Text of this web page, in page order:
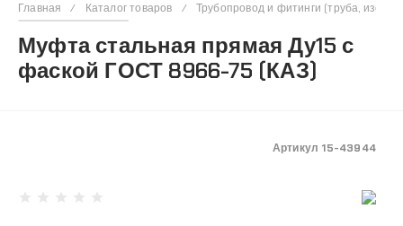
Главная / Каталог товаров / Трубопровод и фитинги (труба,
Муфта стальная прямая Ду15 с
фаской ГОСТ 8966-75 (КАЗ)
Артикул 15-43944